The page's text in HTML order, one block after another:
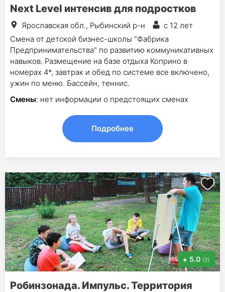
Next Level интенсив для подростков
Ярославская обл., Рыбинский р-н
с 12 лет
Смена от детской бизнес-школы "Фабрика
Предпринимательства" по развитию коммуникативных
навыков. Размещение на базе отдыха Коприно в
номерах 4*, завтрак и обед по системе все включено,
ужин по меню. Бассейн, теннис.
Смены: нет информации о предстоящих сменах
Подробнее
5.0 (2)
Робинзонада. Импульс. Территория